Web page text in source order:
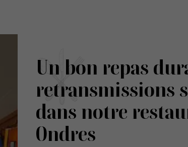
Un bon repas
retransmissions
dans notre
Ondres